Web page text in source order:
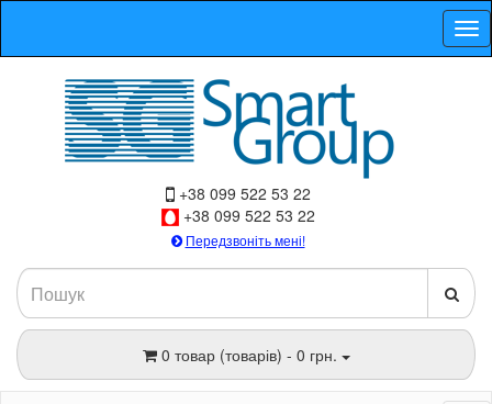
+38 099 522 53 22
+38 099 522 53 22
Передзвоніть мені!
0 товар (товарів) - 0 грн.